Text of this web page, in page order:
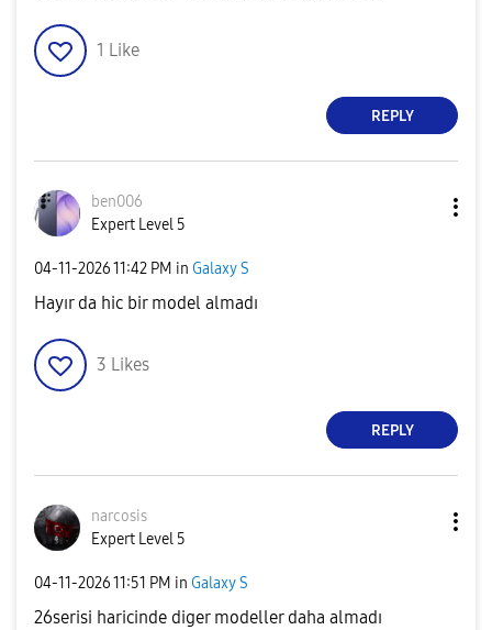
1 Like
REPLY
ben006
Expert Level 5
‎04-11-202611:42 PM in Galaxy S
Hayır da hic bir model almadı
3 Likes
REPLY
narcosis
Expert Level 5
‎04-11-202611:51 PM in Galaxy S
26serisi haricinde diger modeller daha almadı